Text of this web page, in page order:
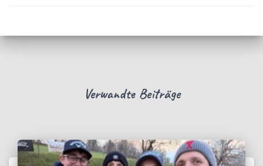
Verwandte Beiträge